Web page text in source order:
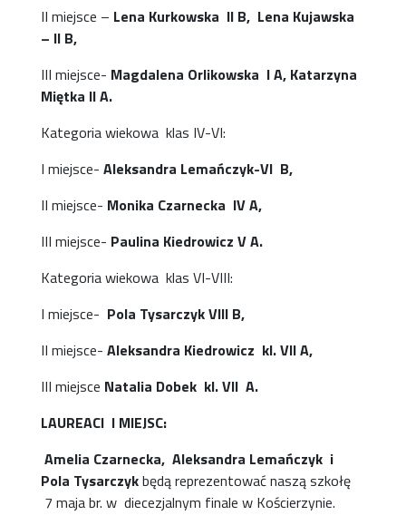
II miejsce – Lena Kurkowska II B, Lena Kujawska
– II B,
III miejsce- Magdalena Orlikowska I A, Katarzyna
Miętka II A.
Kategoria wiekowa klas IV-VI:
I miejsce- Aleksandra Lemańczyk-VI B,
II miejsce- Monika Czarnecka IV A,
III miejsce- Paulina Kiedrowicz V A.
Kategoria wiekowa klas VI-VIII:
I miejsce- Pola Tysarczyk VIII B,
II miejsce- Aleksandra Kiedrowicz kl. VII A,
III miejsce Natalia Dobek kl. VII A.
LAUREACI I MIEJSC:
Amelia Czarnecka, Aleksandra Lemańczyk i
Pola Tysarczykbędą reprezentować naszą szkołę
7 maja br. w diecezjalnym finale w Kościerzynie.